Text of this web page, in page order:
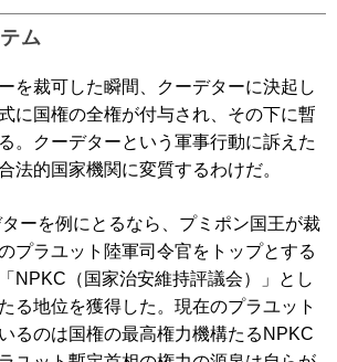
ム
を裁可した瞬間、クーデターに決起し
に国権の全権が付与され、その下に暫
。クーデターという軍事行動に訴えた
法的国家機関に変質するわけだ。
ーを例にとるなら、プミポン国王が裁
プラユット陸軍司令官をトップとする
NPKC（国家治安維持評議会）」とし
る地位を獲得した。現在のプラユット
るのは国権の最高権力機構たるNPKC